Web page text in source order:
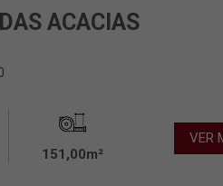
ACACIAS
151,00m²
VER